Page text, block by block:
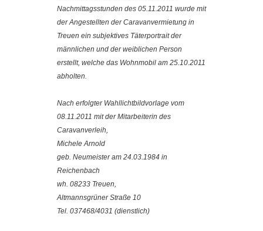
Nachmittagsstunden des 05.11.2011 wurde mit
der Angestellten der Caravanvermietung in
Treuen ein subjektives Täterportrait der
männlichen und der weiblichen Person
erstellt, welche das Wohnmobil am 25.10.2011
abholten.
Nach erfolgter Wahllichtbildvorlage vom
08.11.2011 mit der Mitarbeiterin des
Caravanverleih,
Michele Arnold
geb. Neumeister am 24.03.1984 in
Reichenbach
wh. 08233 Treuen,
Altmannsgrüner Straße 10
Tel. 037468/4031 (dienstlich)